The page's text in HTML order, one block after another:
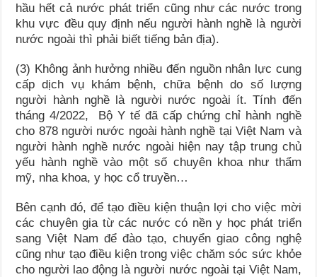
hầu hết cả nước phát triển cũng như các nước trong
khu vực đều quy định nếu người hành nghề là người
nước ngoài thì phải biết tiếng bản địa).
(3) Không ảnh hưởng nhiều đến nguồn nhân lực cung
cấp dịch vụ khám bệnh, chữa bệnh do số lượng
người hành nghề là người nước ngoài ít. Tính đến
tháng 4/2022, Bộ Y tế đã cấp chứng chỉ hành nghề
cho 878 người nước ngoài hành nghề tại Việt Nam và
người hành nghề nước ngoài hiện nay tập trung chủ
yếu hành nghề vào một số chuyên khoa như thẩm
mỹ, nha khoa, y học cổ truyền…
Bên cạnh đó, để tạo điều kiện thuận lợi cho việc mời
các chuyên gia từ các nước có nền y học phát triển
sang Việt Nam để đào tạo, chuyển giao công nghệ
cũng như tạo điều kiện trong việc chăm sóc sức khỏe
cho người lao động là người nước ngoài tại Việt Nam,